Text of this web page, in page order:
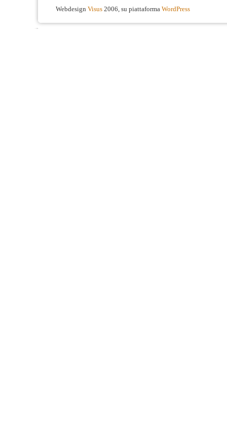
Webdesign Visus 2006, su piattaforma WordPress